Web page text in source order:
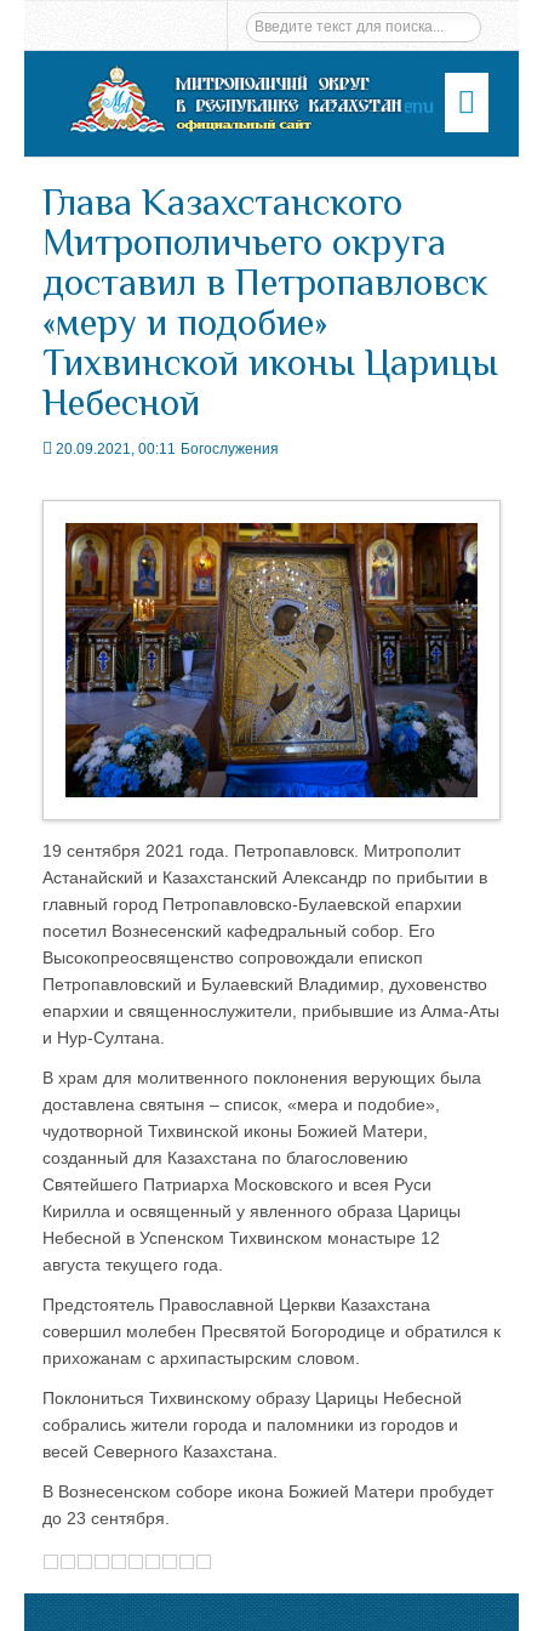
Menu
Глава Казахстанского
Митрополичьего округа
доставил в Петропавловск
«меру и подобие»
Тихвинской иконы Царицы
Небесной
20.09.2021, 00:11 Богослужения
19 сентября 2021 года. Петропавловск. Митрополит
Астанайский и Казахстанский Александр по прибытии в
главный город Петропавловско-Булаевской епархии
посетил Вознесенский кафедральный собор. Его
Высокопреосвященство сопровождали епископ
Петропавловский и Булаевский Владимир, духовенство
епархии и священнослужители, прибывшие из Алма-Аты
и Нур-Султана.
В храм для молитвенного поклонения верующих была
доставлена святыня – список, «мера и подобие»,
чудотворной Тихвинской иконы Божией Матери,
созданный для Казахстана по благословению
Святейшего Патриарха Московского и всея Руси
Кирилла и освященный у явленного образа Царицы
Небесной в Успенском Тихвинском монастыре 12
августа текущего года.
Предстоятель Православной Церкви Казахстана
совершил молебен Пресвятой Богородице и обратился к
прихожанам с архипастырским словом.
Поклониться Тихвинскому образу Царицы Небесной
собрались жители города и паломники из городов и
весей Северного Казахстана.
В Вознесенском соборе икона Божией Матери пробудет
до 23 сентября.